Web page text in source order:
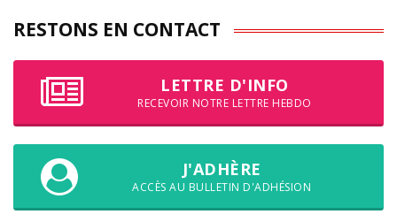
RESTONS EN CONTACT
LETTRE D'INFO
RECEVOIR NOTRE LETTRE HEBDO
J'ADHÈRE
ACCÈS AU BULLETIN D'ADHÉSION